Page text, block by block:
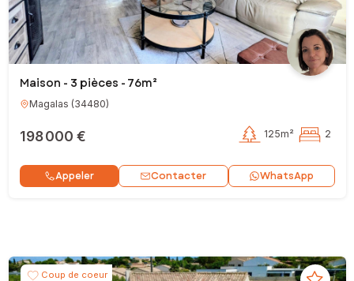
Maison - 3 pièces - 76m²
Magalas (34480)
198 000 € 125m² 2
Appeler Contacter WhatsApp
Coup de coeur